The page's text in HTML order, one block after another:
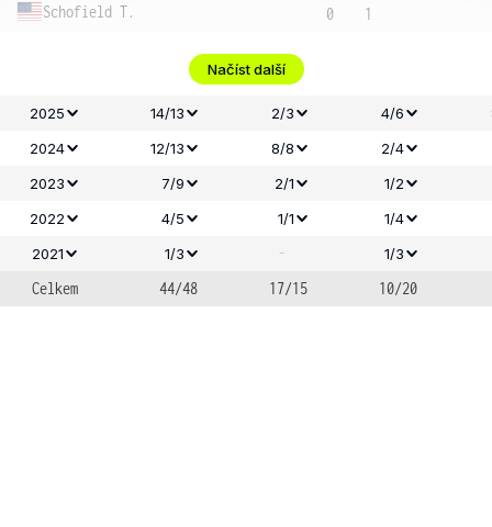
Schofield T.
0
1
Načíst další
2025 14/13 2/3 4/6
2024
12/13 8/8
2/4
2023
7/9 2/1 1/2
2022
4/5 1/1
1/4
2021
1/3 - 1/3
Celkem 44/48 17/15 10/20